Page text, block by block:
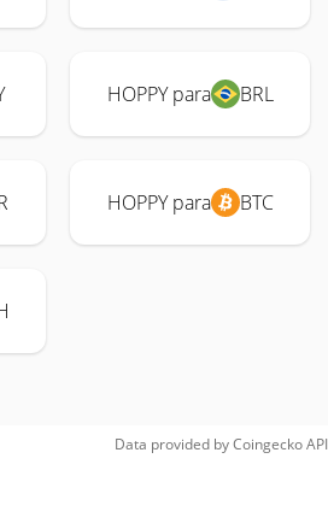
HOPPY para BRL
HOPPY para BTC
Data provided byCoingeckoAPI